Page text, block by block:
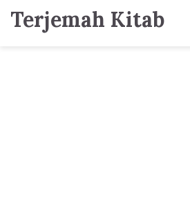
Terjemah Kitab